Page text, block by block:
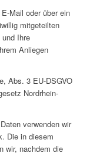
Mail oder über ein
mitgeteilten
Ihre
Anliegen
Abs. 3 EU-DSGVO
Nordrhein-
verwenden wir
Die in diesem
wir, nachdem die